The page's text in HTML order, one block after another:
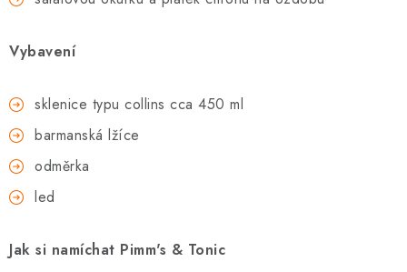
Vybavení
sklenice typu collins cca 450 ml
barmanská lžíce
odměrka
led
Jak si namíchat Pimm's & Tonic